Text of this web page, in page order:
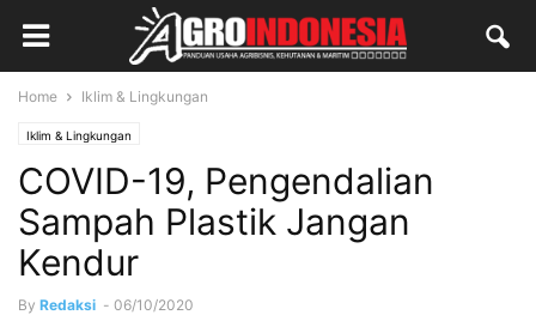
Home Iklim & Lingkungan
Iklim & Lingkungan
COVID-19, Pengendalian
Sampah Plastik Jangan
Kendur
By Redaksi - 06/10/2020